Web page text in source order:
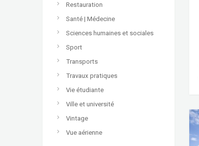
Restauration
Santé | Médecine
Sciences humaines et sociales
Sport
Transports
Travaux pratiques
Vie étudiante
Ville et université
Vintage
Vue aérienne